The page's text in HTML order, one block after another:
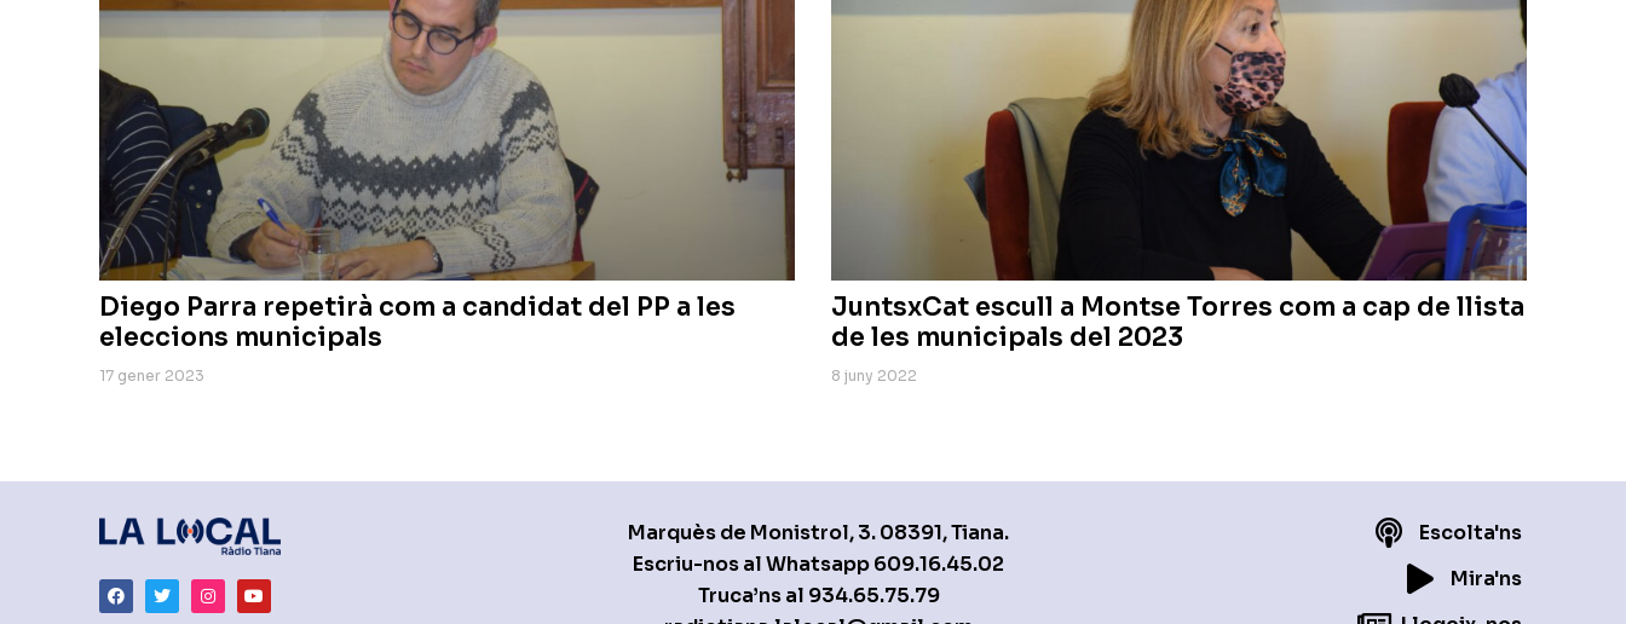
Diego Parra repetirà com a candidat del PP a les
eleccions municipals
17 gener 2023
JuntsxCat escull a Montse Torres com a cap de llista
de les municipals del 2023
8 juny 2022
Marquès de Monistrol, 3. 08391, Tiana.
Escriu-nos al Whatsapp609.16.45.02
Truca’ns al 934.65.75.79
Escolta'ns
Mira'ns